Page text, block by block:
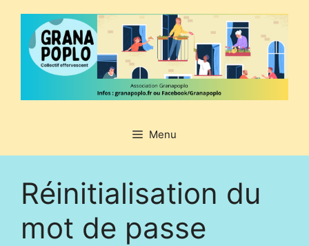
contenu
Menu
Réinitialisation du
mot de passe